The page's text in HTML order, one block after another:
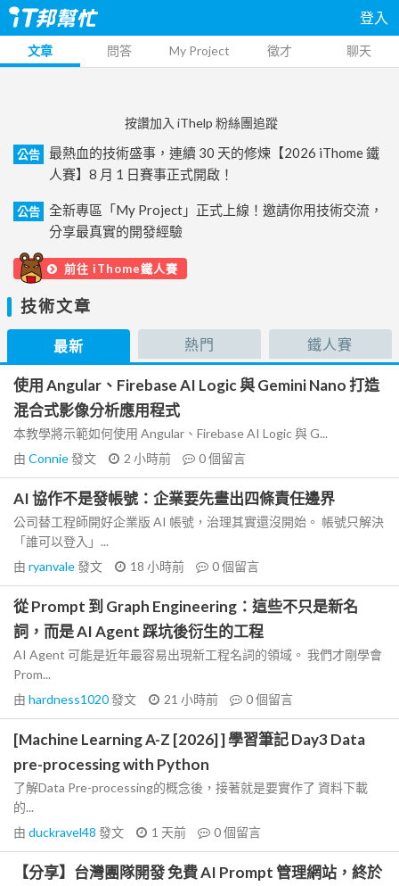
登入
文章 問答 My Project 徵才 聊天
按讚加入 iThelp 粉絲團追蹤
公告
最熱血的技術盛事，連續 30 天的修煉【2026 iThome 鐵
人賽】8 月 1 日賽事正式開啟！
公告
全新專區「My Project」正式上線！邀請你用技術交流，
分享最真實的開發經驗
前往 iThome鐵人賽
技術文章
最新 熱門 鐵人賽
使用 Angular、Firebase AI Logic 與 Gemini Nano 打造
混合式影像分析應用程式
本教學將示範如何使用 Angular、Firebase AI Logic 與 G...
由 Connie發文 2 小時前 0個留言
AI 協作不是發帳號：企業要先畫出四條責任邊界
公司替工程師開好企業版 AI 帳號，治理其實還沒開始。 帳號只解決
「誰可以登入」...
由 ryanvale發文 18 小時前 0個留言
從 Prompt 到 Graph Engineering：這些不只是新名
詞，而是 AI Agent 踩坑後衍生的工程
AI Agent 可能是近年最容易出現新工程名詞的領域。 我們才剛學會
Prom...
由 hardness1020發文 21 小時前 0個留言
[Machine Learning A-Z [2026] ] 學習筆記 Day3 Data
pre-processing with Python
了解Data Pre-processing的概念後，接著就是要實作了 資料下載
的...
由 duckravel48 發文 1 天前 0個留言
【分享】台灣團隊開發 免費 AI Prompt 管理網站，終於